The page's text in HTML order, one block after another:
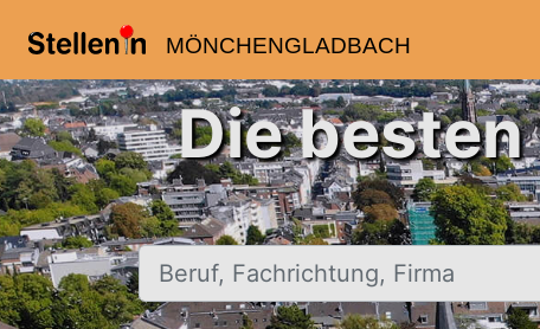
MÖNCHENGLADBACH
Die
Beruf, Fachrichtung, Firma